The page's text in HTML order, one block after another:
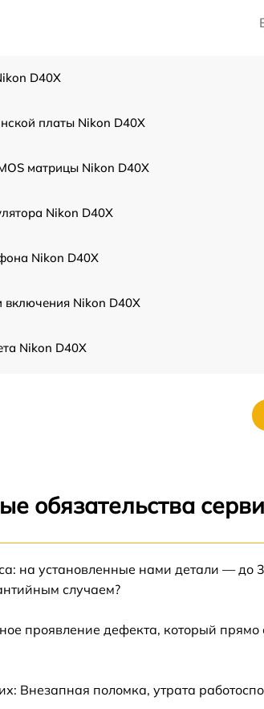
D40X
платы Nikon D40X
матрицы Nikon D40X
Nikon D40X
Nikon D40X
включения Nikon D40X
Nikon D40X
Nikon D40X
обязательства
на установленные нами детали — до
случаем?
проявление дефекта, который
Внезапная поломка, утрата